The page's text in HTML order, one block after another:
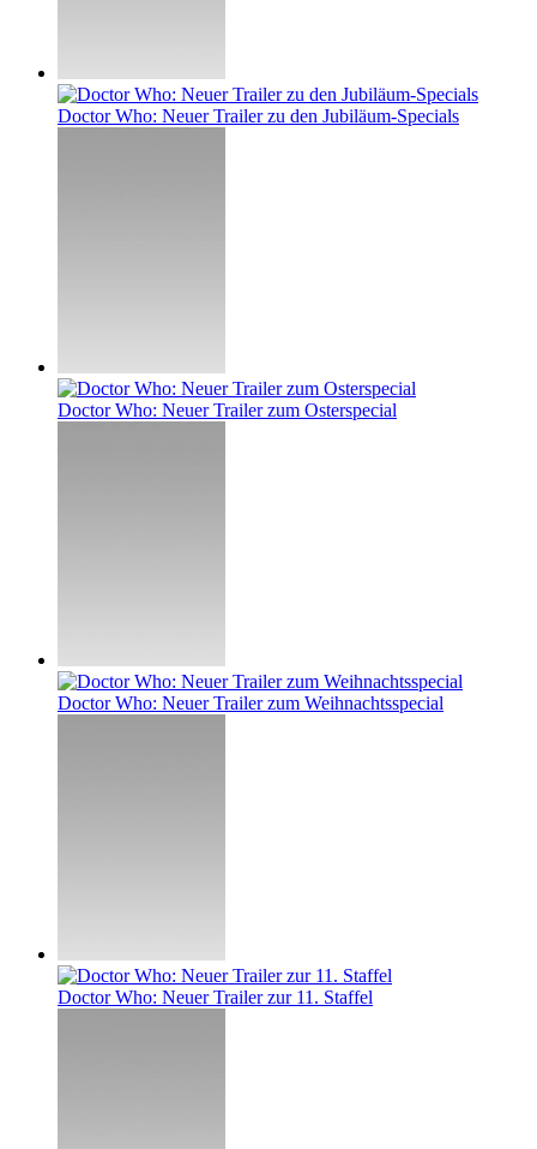
Doctor Who: Neuer Trailer zu den Jubiläum-Specials
Doctor Who: Neuer Trailer zum Osterspecial
Doctor Who: Neuer Trailer zum Weihnachtsspecial
Doctor Who: Neuer Trailer zur 11. Staffel